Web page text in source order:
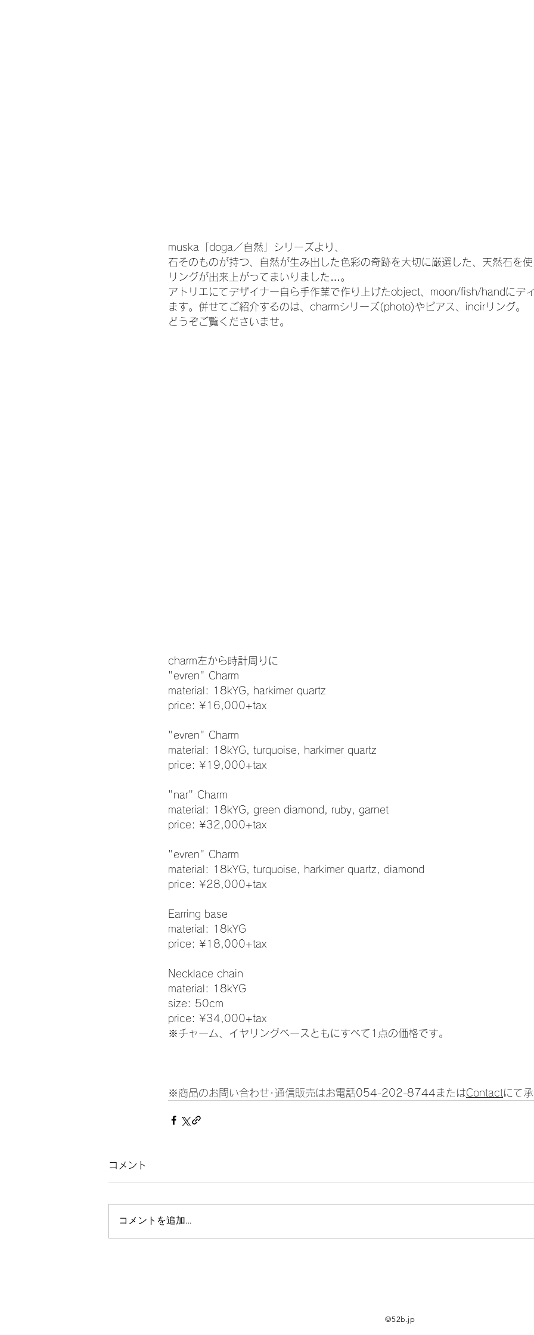
muska「doga／自然」シリーズより、
石そのものが持つ、自然が生み出した色彩の奇跡を大切に厳選した、天然石を
リングが出来上がってまいりました…。
アトリエにてデザイナー自ら手作業で作り上げたobject、moon/fish/handにデ
ます。併せてご紹介するのは、charmシリーズ(photo)やピアス、incirリング。
どうぞご覧くださいませ。
charm左から時計周りに
"evren" Charm
material: 18kYG, harkimer quartz
price: ¥16,000+tax
"evren" Charm
material: 18kYG, turquoise, harkimer quartz
price: ¥19,000+tax
"nar" Charm
material: 18kYG, green diamond, ruby, garnet
price: ¥32,000+tax
"evren" Charm
material: 18kYG, turquoise, harkimer quartz, diamond
price: ¥28,000+tax
Earring base
material: 18kYG
price: ¥18,000+tax
Necklace chain
material: 18kYG
size: 50cm
price: ¥34,000+tax
※チャーム、イヤリングベースともにすべて1点の価格です。
※商品のお問い合わせ･通信販売はお電話054-202-8744またはContactにて
コメント
コメントを追加…
©52b.jp